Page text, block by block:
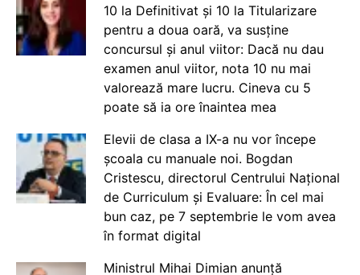
10 la Definitivat și 10 la Titularizare
pentru a doua oară, va susține
concursul și anul viitor: Dacă nu dau
examen anul viitor, nota 10 nu mai
valorează mare lucru. Cineva cu 5
poate să ia ore înaintea mea
Elevii de clasa a IX-a nu vor începe
școala cu manuale noi. Bogdan
Cristescu, directorul Centrului Național
de Curriculum și Evaluare: În cel mai
bun caz, pe 7 septembrie le vom avea
în format digital
Ministrul Mihai Dimian anunță